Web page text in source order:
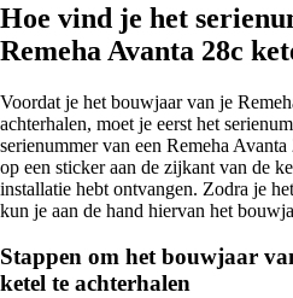
Hoe vind je het
Remeha Avanta 28c
Voordat je het bouwjaar van je
achterhalen, moet je eerst het
serienummer van een Remeha
op een sticker aan de zijkant van de
installatie hebt ontvangen. Zodra je
kun je aan de hand hiervan het
Stappen om het bouwjaar
ketel te achterhalen